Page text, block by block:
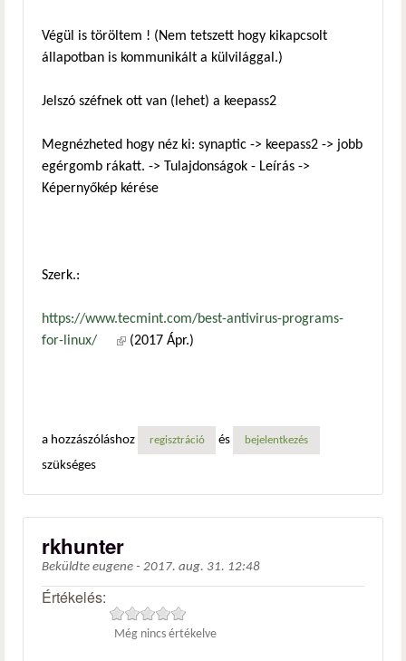
Végül is töröltem ! (Nem tetszett hogy kikapcsolt
állapotban is kommunikált a külvilággal.)
Jelszó széfnek ott van (lehet) a keepass2
Megnézheted hogy néz ki: synaptic -> keepass2 -> jobb
egérgomb rákatt. -> Tulajdonságok - Leírás ->
Képernyőkép kérése
Szerk.:
https://www.tecmint.com/best-antivirus-programs-
for-linux/
(külső hivatkozás)
(2017 Ápr.)
a hozzászóláshoz regisztráció és bejelentkezés
szükséges
rkhunter
Beküldte eugene - 2017. aug. 31. 12:48
Értékelés:
Még nincs értékelve